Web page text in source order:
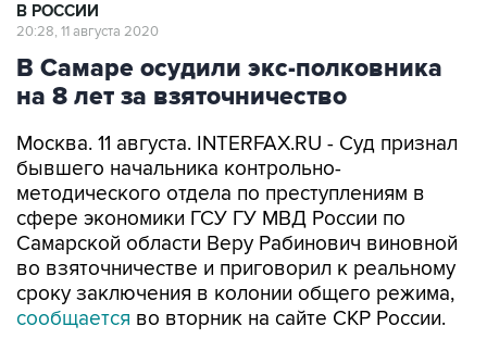
В РОССИИ
20:28, 11 августа 2020
В Самаре осудили экс-полковника
на 8 лет за взяточничество
Москва. 11 августа. INTERFAX.RU - Суд признал
бывшего начальника контрольно-
методического отдела по преступлениям в
сфере экономики ГСУ ГУ МВД России по
Самарской области Веру Рабинович виновной
во взяточничестве и приговорил к реальному
сроку заключения в колонии общего режима,
сообщается во вторник на сайте СКР России.